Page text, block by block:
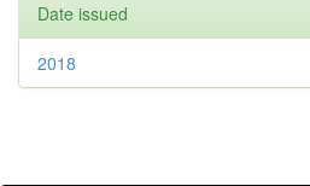
Date issued
2018